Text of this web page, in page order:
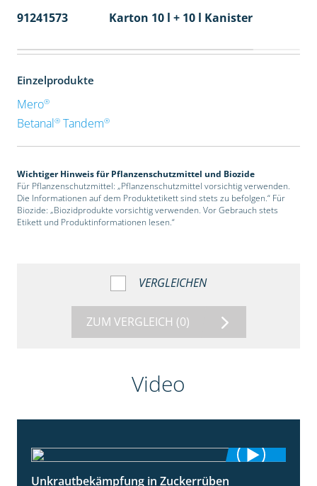
91241573
Karton 10 l + 10 l Kanister
Einzelprodukte
Mero®
Betanal®Tandem®
Wichtiger Hinweis für Pflanzenschutzmittel und Biozide
Für Pflanzenschutzmittel: „Pflanzenschutzmittel vorsichtig verwenden.
Die Informationen auf dem Produktetikett sind stets zu befolgen.“ Für
Biozide: „Biozidprodukte vorsichtig verwenden. Vor Gebrauch stets
Etikett und Produktinformationen lesen.“
VERGLEICHEN
ZUM VERGLEICH (0)
Video
Unkrautbekämpfung in Zuckerrüben